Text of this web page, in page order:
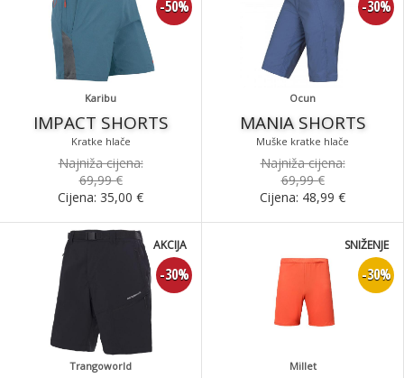
Karibu
IMPACT SHORTS
Kratke hlače
-50%
Najniža cijena:
69,99 €
Cijena: 35,00 €
Ocun
MANIA SHORTS
Muške kratke hlače
-30%
Najniža cijena:
69,99 €
Cijena: 48,99 €
Trangoworld
-30%
AKCIJA
Millet
-30%
SNIŽENJE